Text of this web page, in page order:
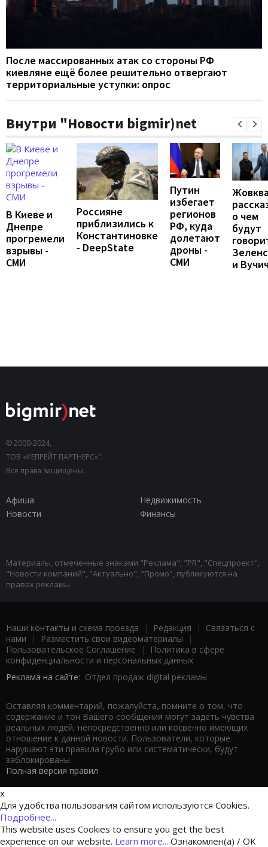
После массированных атак со стороны РФ
киевляне ещё более решительно отвергают
территориальные уступки: опрос
Внутри "Новости bigmir)net
В Киеве и
Днепре
прогремели
взрывы -
СМИ
Россияне
приблизились к
Константиновке
- DeepState
Путин
избегает
регионов
РФ, куда
долетают
дроны -
СМИ
о чем
будут
и
© 2000-2024,
ТОВ «КЕПРЕЙТ ПАРТНЕРС»".
Все права защищены.
Афиша
Недвижимость
Новости
Финансы
Материалы, отмеченные знаками "Реклама", "PR", "Спецпроект",
"Новости компаний", "Актуально", "Промо", публикуются на
правах рекламы.
Наши контакты и схема проезда | Редакция | Связаться с
нами | Разместить свои видеоматериалы |
Пользовательское Соглашение |
Политика в сфере
конфиденциальности и персональных данных
Реклама на сайте: Отдел продаж digital рекламы
Оставляя комментарий, пожалуйста, помните о том, что
содержание и тон Вашего сообщения могут задеть чувства
реальных людей, непосредственно или косвенно имеющих
отношение к данной новости. Пользователи, которые
нарушают эти правила грубо или систематически, будут
заблокированы.
Полная версия правил
x
Для удобства пользования сайтом используются Cookies.
Подробнее...
This website uses Cookies to ensure you get the best
experience on our website. Learn more... Ознакомлен(а) / OK